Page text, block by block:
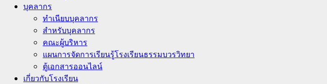
บุคลากร
ทำเนียบบุคลากร
สำหรับบุคลากร
คณะผู้บริหาร
แผนการจัดการเรียนรู้โรงเรียนธรรมบวรวิทยา
ตู้เอกสารออนไลน์
เกี่ยวกับโรงเรียน